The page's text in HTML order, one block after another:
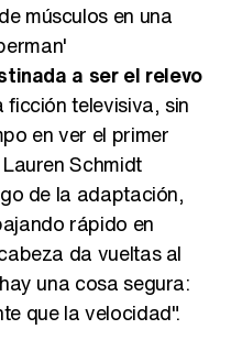
músculos en una
a ser el relevo
ficción televisiva, sin
en ver el primer
Schmidt
de la adaptación,
rápido en
da vueltas al
una cosa segura:
que la velocidad".